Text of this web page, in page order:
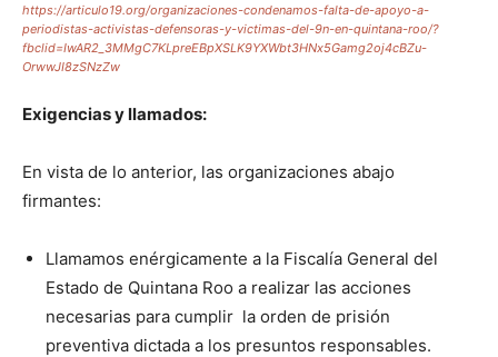
https://articulo19.org/organizaciones-condenamos-falta-de-apoyo-a-
periodistas-activistas-defensoras-y-victimas-del-9n-en-quintana-roo/?
fbclid=IwAR2_3MMgC7KLpreEBpXSLK9YXWbt3HNx5Gamg2oj4cBZu-
OrwwJI8zSNzZw
Exigencias y llamados:
En vista de lo anterior, las organizaciones abajo
firmantes:
Llamamos enérgicamente a la Fiscalía General del
Estado de Quintana Roo a realizar las acciones
necesarias para cumplir la orden de prisión
preventiva dictada a los presuntos responsables.